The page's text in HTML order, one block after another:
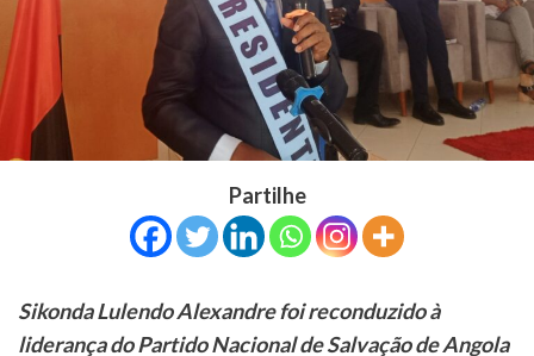
Partilhe
Sikonda Lulendo Alexandre foi reconduzido à
liderança do Partido Nacional de Salvação de Angola